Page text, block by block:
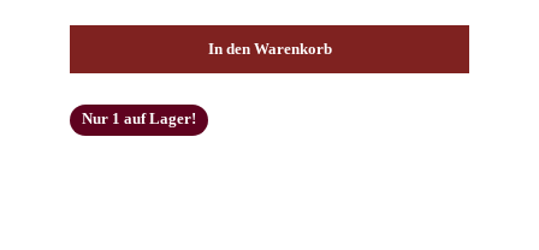
In den Warenkorb
Nur 1 auf Lager!